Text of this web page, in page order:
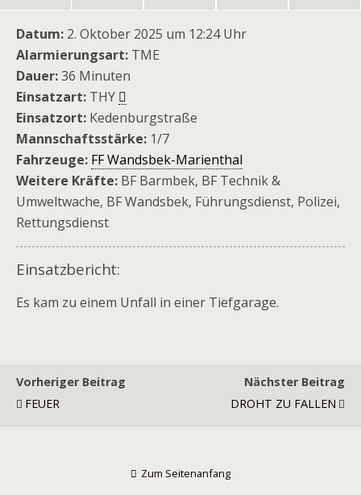
Datum: 2. Oktober 2025 um 12:24 Uhr
Alarmierungsart: TME
Dauer:36 Minuten
Einsatzart: THY
Einsatzort: Kedenburgstraße
Mannschaftsstärke: 1/7
Fahrzeuge: FF Wandsbek-Marienthal
Weitere Kräfte: BF Barmbek, BF Technik &
Umweltwache, BF Wandsbek, Führungsdienst, Polizei,
Rettungsdienst
Einsatzbericht:
Es kam zu einem Unfall in einer Tiefgarage.
Vorheriger Beitrag
FEUER
Nächster Beitrag
DROHT ZU FALLEN
Zum Seitenanfang